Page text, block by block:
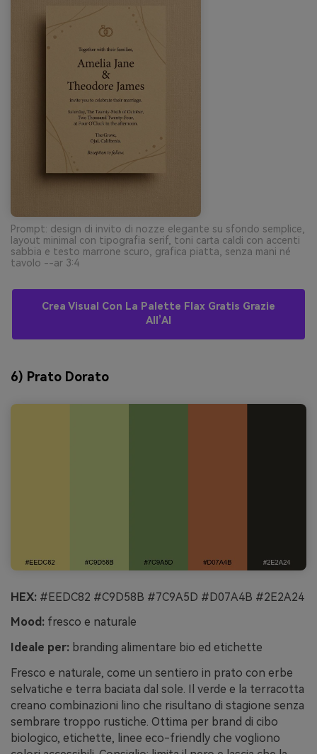
Prompt: design di invito di nozze elegante su sfondo semplice,
layout minimal con tipografia serif, toni carta caldi con accenti
sabbia e testo marrone scuro, grafica piatta, senza mani né
tavolo --ar 3:4
Crea Visual Con La Palette Flax Gratis Grazie
All’AI
6) Prato Dorato
HEX: #EEDC82 #C9D58B #7C9A5D #D07A4B #2E2A24
Mood: fresco e naturale
Ideale per: branding alimentare bio ed etichette
Fresco e naturale, come un sentiero in prato con erbe
selvatiche e terra baciata dal sole. Il verde e la terracotta
creano combinazioni lino che risultano di stagione senza
sembrare troppo rustiche. Ottima per brand di cibo
biologico, etichette, linee eco-friendly che vogliono